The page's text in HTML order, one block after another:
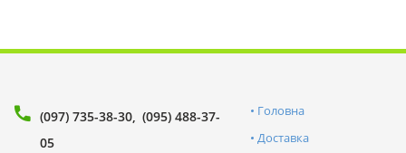
(097) 735-38-30 (095) 488-37-
05
Головна
Доставка